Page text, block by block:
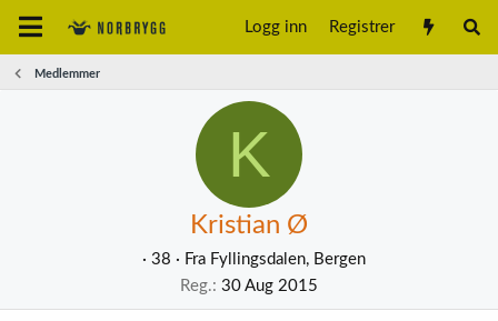
Logg inn Registrer
Medlemmer
K
Kristian Ø
· 38 · Fra Fyllingsdalen, Bergen
Reg. 30 Aug 2015